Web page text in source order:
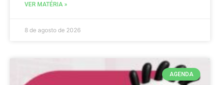
VER MATÉRIA »
8 de agosto de 2026
AGENDA